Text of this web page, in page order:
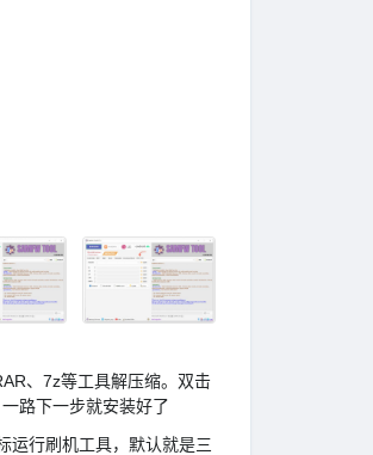
、7z等工具解压缩。双击
路下一步就安装好了
运行刷机工具，默认就是三